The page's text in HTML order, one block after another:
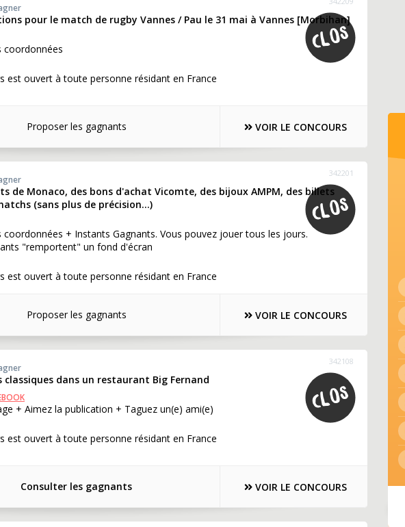
pour le match de rugby Vannes / Pau le 31 mai à Vannes [Morbihan]
coordonnées
est ouvert à toute personne résidant en France
Proposer les gagnants VOIR LE CONCOURS
342201
de Monaco, des bons d'achat Vicomte, des bijoux AMPM, des billets
(sans plus de précision...)
coordonnées + Instants Gagnants. Vous pouvez jouer tous les jours.
"remportent" un fond d'écran
est ouvert à toute personne résidant en France
Proposer les gagnants VOIR LE CONCOURS
342108
classiques dans un restaurant Big Fernand
+ Aimez la publication + Taguez un(e) ami(e)
est ouvert à toute personne résidant en France
Consulter les gagnants VOIR LE CONCOURS